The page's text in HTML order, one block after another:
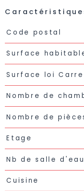
Caractéristiques Valeurs
Code postal
Surface
Surface loi
Nombre de
Nombre de
Etage
Nb de salle d'eau
Cuisine